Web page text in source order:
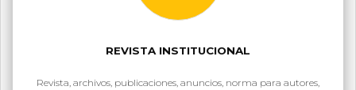
REVISTA INSTITUCIONAL
Revista, archivos, publicaciones, anuncios, norma para autores,